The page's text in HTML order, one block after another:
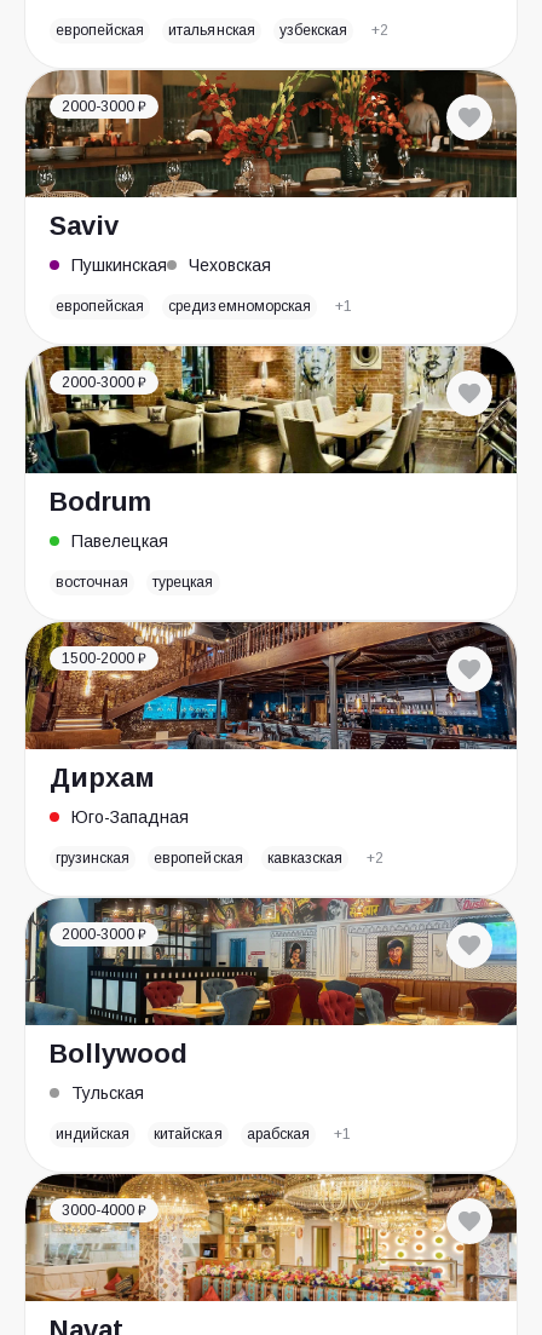
европейская итальянская узбекская +2
2000-3000 ₽
Saviv
Пушкинская Чеховская
европейская средиземноморская +1
2000-3000 ₽
Bodrum
Павелецкая
восточная турецкая
1500-2000 ₽
Дирхам
Юго-Западная
грузинская европейская кавказская +2
2000-3000 ₽
Bollywood
Тульская
индийская китайская арабская +1
3000-4000 ₽